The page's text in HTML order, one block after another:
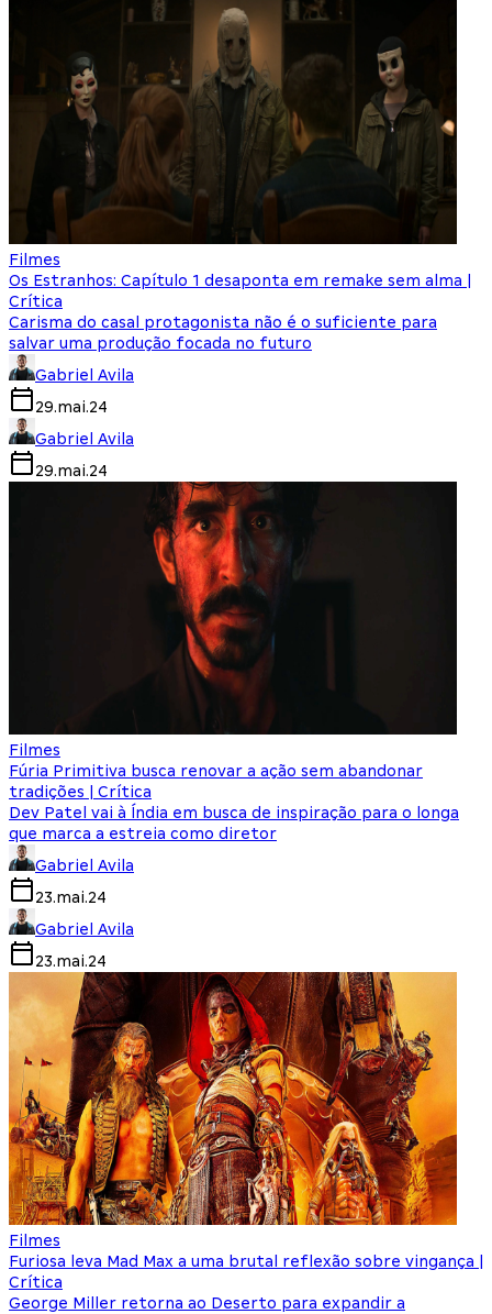
Filmes
Os Estranhos: Capítulo 1 desaponta em remake sem alma |
Crítica
Carisma do casal protagonista não é o suficiente para
salvar uma produção focada no futuro
Gabriel Avila
29.mai.24
Gabriel Avila
29.mai.24
Filmes
Fúria Primitiva busca renovar a ação sem abandonar
tradições | Crítica
Dev Patel vai à Índia em busca de inspiração para o longa
que marca a estreia como diretor
Gabriel Avila
23.mai.24
Gabriel Avila
23.mai.24
Filmes
Furiosa leva Mad Max a uma brutal reflexão sobre vingança |
Crítica
George Miller retorna ao Deserto para expandir a